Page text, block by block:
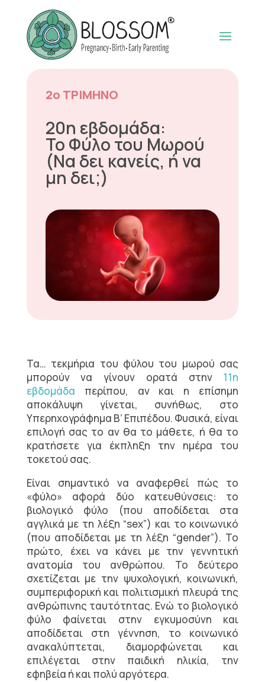
2ο ΤΡΙΜΗΝΟ
20η εβδομάδα:
Το Φύλο του Μωρού
(Να δει κανείς, ή να
μη δει;)
Τα… τεκμήρια του φύλου του μωρού σας
μπορούν να γίνουν ορατά στην 11η
εβδομάδα περίπου, αν και η επίσημη
αποκάλυψη γίνεται, συνήθως, στο
Υπερηχογράφημα Β’ Επιπέδου. Φυσικά, είναι
επιλογή σας το αν θα το μάθετε, ή θα το
κρατήσετε για έκπληξη την ημέρα του
τοκετού σας.
Είναι σημαντικό να αναφερθεί πώς το
«φύλο» αφορά δύο κατευθύνσεις: το
βιολογικό φύλο (που αποδίδεται στα
αγγλικά με τη λέξη “sex”) και το κοινωνικό
(που αποδίδεται με τη λέξη “gender”). Το
πρώτο, έχει να κάνει με την γεννητική
ανατομία του ανθρώπου. Το δεύτερο
σχετίζεται με την ψυχολογική, κοινωνική,
συμπεριφορική και πολιτισμική πλευρά της
ανθρώπινης ταυτότητας. Ενώ το βιολογικό
φύλο φαίνεται στην εγκυμοσύνη και
αποδίδεται στη γέννηση, το κοινωνικό
ανακαλύπτεται, διαμορφώνεται και
επιλέγεται στην παιδική ηλικία, την
εφηβεία ή και πολύ αργότερα.